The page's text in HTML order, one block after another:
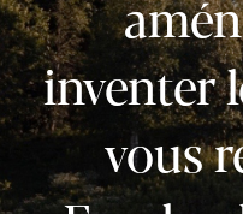
inventer
vous